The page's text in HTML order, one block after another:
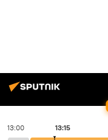
13:00 13:15